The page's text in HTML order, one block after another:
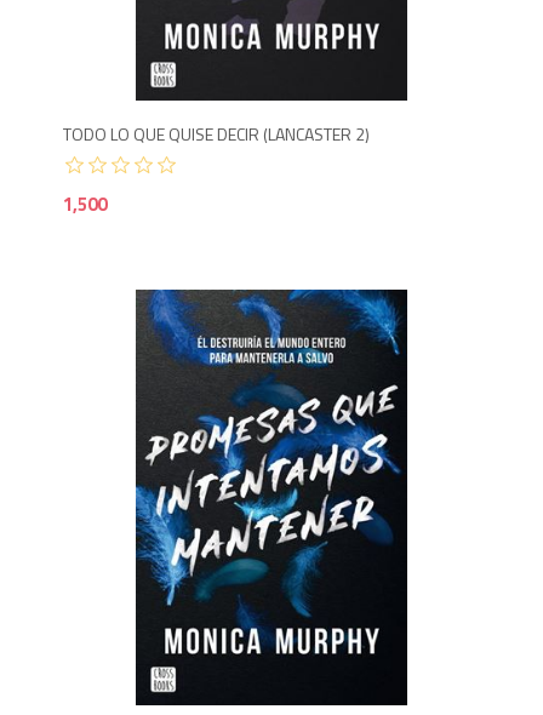
TODO LO QUE QUISE DECIR (LANCASTER 2)
1,500